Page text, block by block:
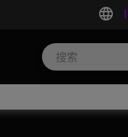
language